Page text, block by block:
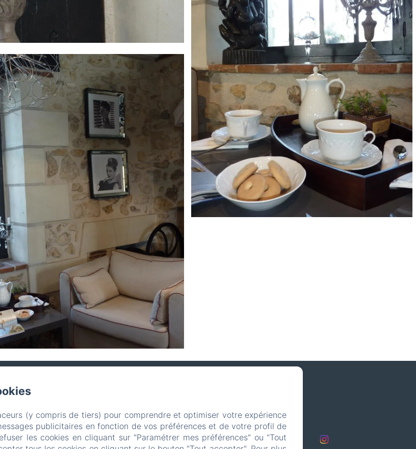
Route de la Basse Chevrière, Saché
/ 0033665330962
37190bc@gmail.com
ACCUEIL Mentions légales
(y compris de tiers) pour comprendre et optimiser votre expérience
publicitaires en fonction de vos préférences et de votre profil de
les cookies en cliquant sur "Paramétrer mes préférences" ou "Tout